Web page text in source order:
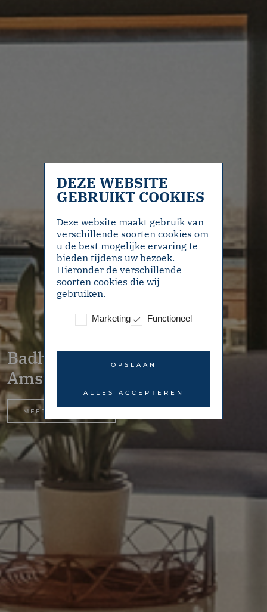
Badhuiskade 217 –
Amsterdam
MEER INFORMATIE
DEZE WEBSITE
GEBRUIKT COOKIES
Deze website maakt gebruik van
verschillende soorten cookies om
u de best mogelijke ervaring te
bieden tijdens uw bezoek.
Hieronder de verschillende
soorten cookies die wij
gebruiken.
Marketing Functioneel
OPSLAAN
ALLES ACCEPTEREN